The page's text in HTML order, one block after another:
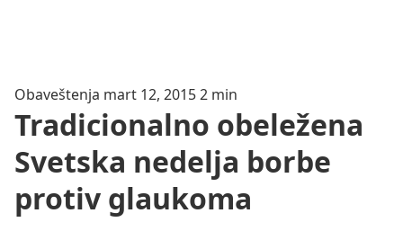
Obaveštenja mart 12, 20152 min
Tradicionalno obeležena
Svetska nedelja borbe
protiv glaukoma